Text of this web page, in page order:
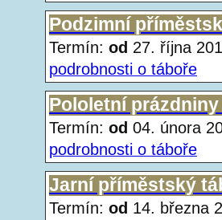
Podzimní
Termín: od 27. října
podrobnosti o táboře
Pololetní
Termín: od 04. února
podrobnosti o táboře
Jarní příměstský
Termín: od 14.